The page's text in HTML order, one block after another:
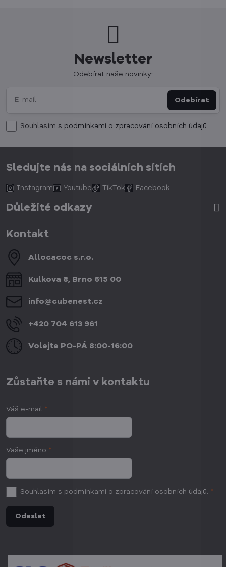
Newsletter
Odebírat naše novinky:
Odebírat
Souhlasím s podmínkami o zpracování osobních údajů.
Sledujte nás na sociálních sítích
Instagram Youtube TikTok Facebook
Důležité odkazy
Kontakt
Allocacoc s​.r​.o​.
Kulkova 8, Brno 615 00
info​@cubenest​.cz
+420 704 613 961
Volejte PO-PÁ 8:00-16:00
Zůstaňte s námi v kontaktu
Váš e-mail *
Vaše jméno *
Souhlasím s podmínkami o zpracování osobních údajů. *
Odeslat